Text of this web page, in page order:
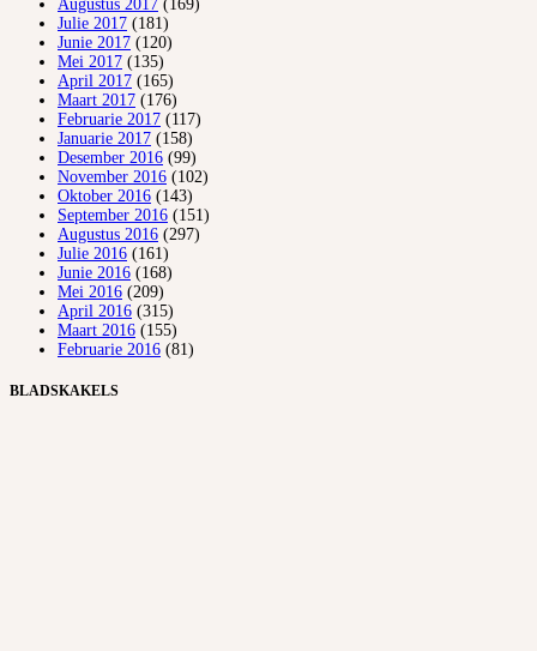
Augustus 2017 (169)
Julie 2017 (181)
Junie 2017 (120)
Mei 2017 (135)
April 2017 (165)
Maart 2017 (176)
Februarie 2017 (117)
Januarie 2017 (158)
Desember 2016 (99)
November 2016 (102)
Oktober 2016 (143)
September 2016 (151)
Augustus 2016 (297)
Julie 2016 (161)
Junie 2016 (168)
Mei 2016 (209)
April 2016 (315)
Maart 2016 (155)
Februarie 2016 (81)
BLADSKAKELS